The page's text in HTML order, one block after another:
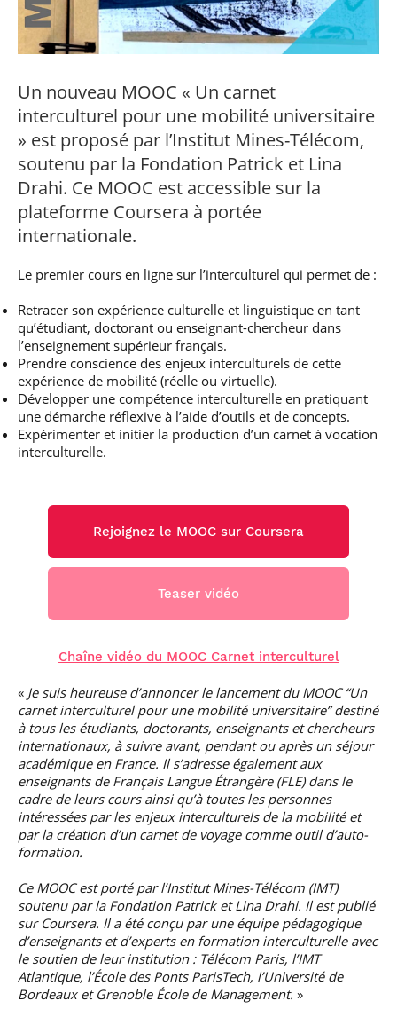
S’engager à Télécom
Paris
Numérique
Parcours Numérique
Responsable
Corps des Mines
Parcours Talents : un
Double Diplôme
l’État
Artificielle en
alternance
(admissions closes)
cybersécurité des
réseaux et des
systèmes
d’information
Intelligence
Artificielle – Expert
Data & MLops
Intelligence
Artificielle
autonome
Je suis élève en
situation de
handicap, comment
faire ?
Vous êtes admis,
préparez votre
arrivée
Financement
Entreprises &
solutions Mastère
Spécialisé
Événements des
formations de
Mastère Spécialisé
professionnel
• Journaliste
• Créateur d’entreprise
Un nouveau MOOC « Un carnet
interculturel pour une mobilité universitaire
» est proposé par l’Institut Mines-Télécom,
soutenu par la Fondation Patrick et Lina
Drahi. Ce MOOC est accessible sur la
plateforme Coursera à portée
internationale.
Le premier cours en ligne sur l’interculturel qui permet de :
Retracer son expérience culturelle et linguistique en tant
qu’étudiant, doctorant ou enseignant-chercheur dans
l’enseignement supérieur français.
Prendre conscience des enjeux interculturels de cette
expérience de mobilité (réelle ou virtuelle).
Développer une compétence interculturelle en pratiquant
une démarche réflexive à l’aide d’outils et de concepts.
Expérimenter et initier la production d’un carnet à vocation
interculturelle.
Rejoignez le MOOC sur Coursera
Teaser vidéo
Chaîne vidéo du MOOC Carnet interculturel
« Je suis heureuse d’annoncer le lancement du MOOC “Un
carnet interculturel pour une mobilité universitaire” destiné
à tous les étudiants, doctorants, enseignants et chercheurs
internationaux, à suivre avant, pendant ou après un séjour
académique en France. Il s’adresse également aux
enseignants de Français Langue Étrangère (FLE) dans le
cadre de leurs cours ainsi qu’à toutes les personnes
intéressées par les enjeux interculturels de la mobilité et
par la création d’un carnet de voyage comme outil d’auto-
formation.
Ce MOOC est porté par l’Institut Mines-Télécom (IMT)
soutenu par la Fondation Patrick et Lina Drahi. Il est publié
sur Coursera. Il a été conçu par une équipe pédagogique
d’enseignants et d’experts en formation interculturelle avec
le soutien de leur institution : Télécom Paris, l’IMT
Atlantique, l’École des Ponts ParisTech, l’Université de
Bordeaux et Grenoble École de Management. »